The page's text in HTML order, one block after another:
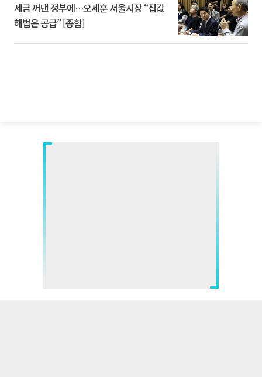
세금 꺼낸 정부에…오세훈 서울시장 “집값
해법은 공급” [종합]